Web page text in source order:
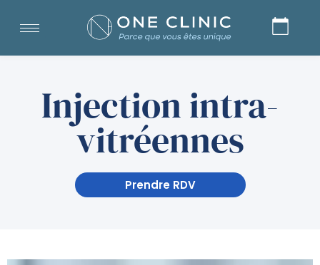
Injection intra-
vitréennes
Prendre RDV